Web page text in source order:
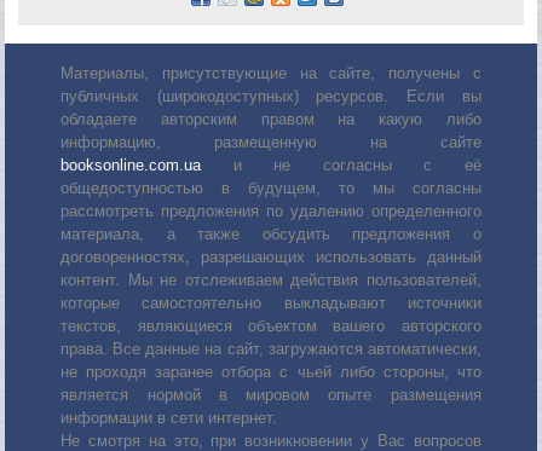
Материалы, присутствующие на сайте, получены с
публичных (широкодоступных) ресурсов. Если вы
обладаете авторским правом на какую либо
информацию, размещенную на сайте
booksonline.com.ua и не согласны с её
общедоступностью в будущем, то мы согласны
рассмотреть предложения по удалению определенного
материала, а также обсудить предложения о
договоренностях, разрешающих использовать данный
контент. Мы не отслеживаем действия пользователей,
которые самостоятельно выкладывают источники
текстов, являющиеся объектом вашего авторского
права. Все данные на сайт, загружаются автоматически,
не проходя заранее отбора с чьей либо стороны, что
является нормой в мировом опыте размещения
информации в сети интернет.
Не смотря на это, при возникновении у Вас вопросов